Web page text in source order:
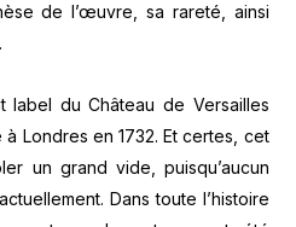
de l’œuvre, sa rareté, ainsi
label du Château de Versailles
à Londres en 1732. Et certes, cet
un grand vide, puisqu’aucun
Dans toute l’histoire